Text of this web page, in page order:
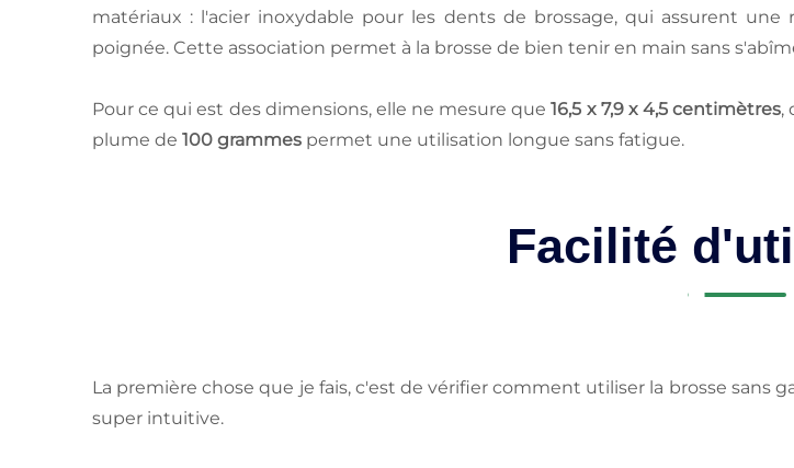
matériaux : l'acier inoxydable pour les dents de brossage, qui assurent une
poignée. Cette association permet à la brosse de bien tenir en main sans
Pour ce qui est des dimensions, elle ne mesure que16,5 x 7,9 x 4,5 centimètres,
plume de 100 grammes permet une utilisation longue sans fatigue.
Facilité
La première chose que je fais, c'est de vérifier comment utiliser la brosse sans
super intuitive.